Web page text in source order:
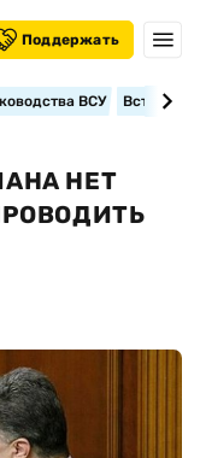
Поддержать
ВСУ
НЕТ